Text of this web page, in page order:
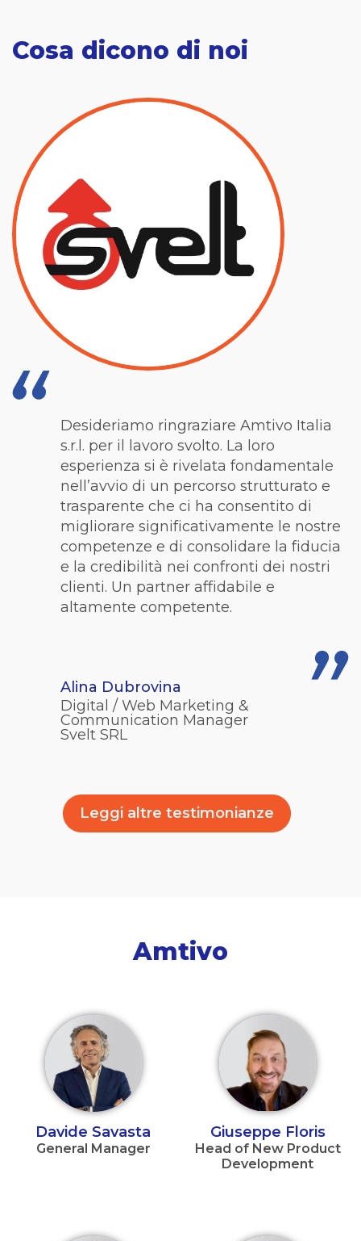
Cosa dicono di noi
Desideriamo ringraziare Amtivo Italia
s.r.l. per il lavoro svolto. La loro
esperienza si è rivelata fondamentale
nell’avvio di un percorso strutturato e
trasparente che ci ha consentito di
migliorare significativamente le nostre
competenze e di consolidare la fiducia
e la credibilità nei confronti dei nostri
clienti. Un partner affidabile e
altamente competente.
Alina Dubrovina
Digital / Web Marketing &
Communication Manager
Svelt SRL
Leggi altre testimonianze
Amtivo
Davide Savasta
General Manager
Giuseppe Floris
Head of New Product
Development